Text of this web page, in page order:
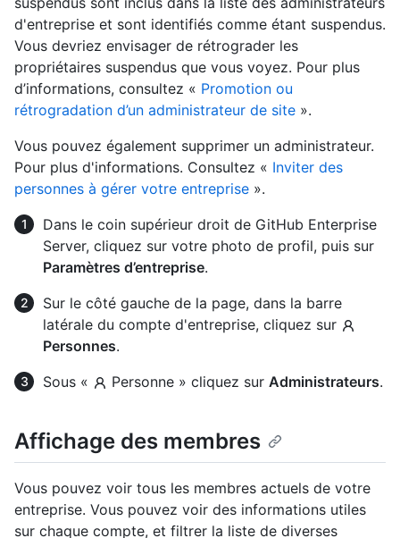
d'entreprise et sont identifiés comme étant suspendus.
Vous devriez envisager de rétrograder les
propriétaires suspendus que vous voyez. Pour plus
d’informations, consultez « Promotion ou
rétrogradation d’un administrateur de site ».
Vous pouvez également supprimer un administrateur.
Pour plus d'informations. Consultez « Inviter des
personnes à gérer votre entreprise ».
Dans le coin supérieur droit de GitHub Enterprise
Server, cliquez sur votre photo de profil, puis sur
Paramètres d’entreprise.
Sur le côté gauche de la page, dans la barre
latérale du compte d'entreprise, cliquez sur
Personnes.
Sous «
Personne » cliquez sur Administrateurs.
Affichage des membres
Vous pouvez voir tous les membres actuels de votre
entreprise. Vous pouvez voir des informations utiles
sur chaque compte, et filtrer la liste de diverses